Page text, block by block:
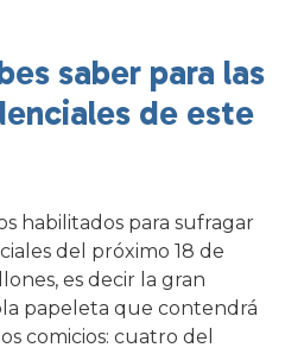
saber para las
de este
habilitados para sufragar
del próximo 18 de
es decir la gran
papeleta que contendrá
comicios: cuatro del